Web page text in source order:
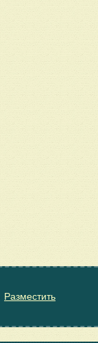
Разместить